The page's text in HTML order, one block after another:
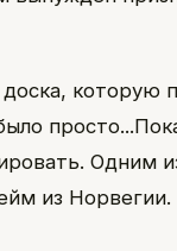
которую
Одним
из